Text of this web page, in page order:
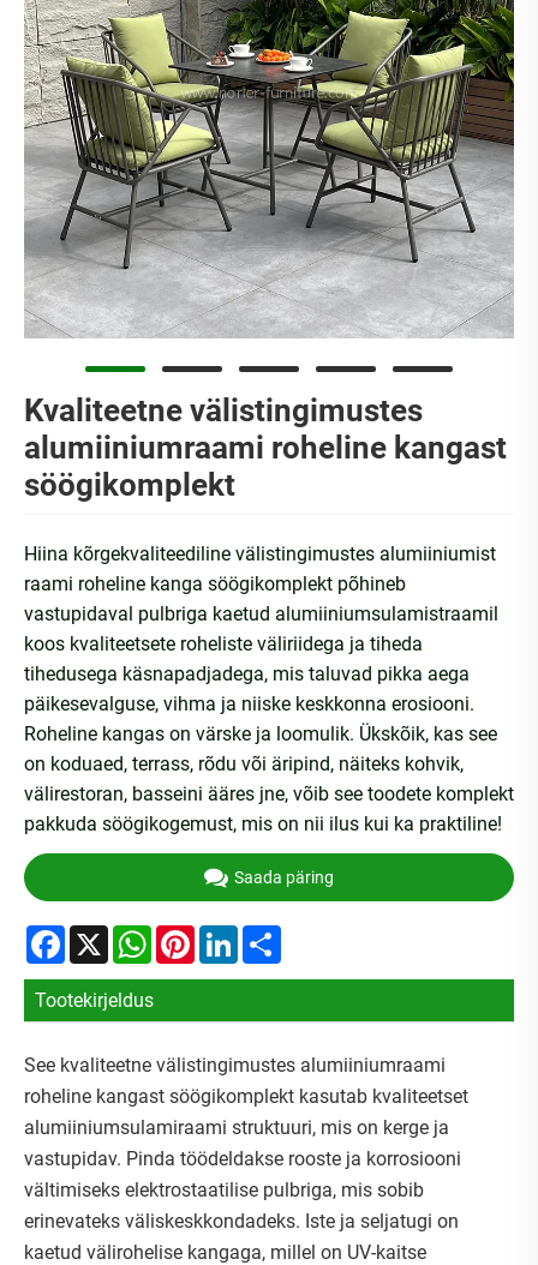
Kvaliteetne välistingimustes
alumiiniumraami roheline kangast
söögikomplekt
Hiina kõrgekvaliteediline välistingimustes alumiiniumist
raami roheline kanga söögikomplekt põhineb
vastupidaval pulbriga kaetud alumiiniumsulamistraamil
koos kvaliteetsete roheliste väliriidega ja tiheda
tihedusega käsnapadjadega, mis taluvad pikka aega
päikesevalguse, vihma ja niiske keskkonna erosiooni.
Roheline kangas on värske ja loomulik. Ükskõik, kas see
on koduaed, terrass, rõdu või äripind, näiteks kohvik,
välirestoran, basseini ääres jne, võib see toodete komplekt
pakkuda söögikogemust, mis on nii ilus kui ka praktiline!
Saada päring
Facebook
X WhatsApp
PinterestLinkedIn
Tootekirjeldus
See kvaliteetne välistingimustes alumiiniumraami
roheline kangast söögikomplekt kasutab kvaliteetset
alumiiniumsulamiraami struktuuri, mis on kerge ja
vastupidav. Pinda töödeldakse rooste ja korrosiooni
vältimiseks elektrostaatilise pulbriga, mis sobib
erinevateks väliskeskkondadeks. Iste ja seljatugi on
kaetud välirohelise kangaga, millel on UV-kaitse